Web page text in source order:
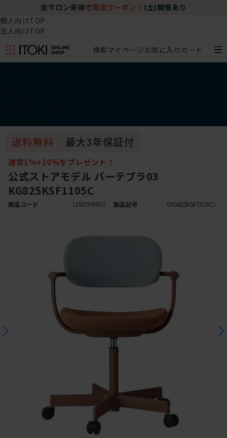
坐サロン来場で 限定クーポン (土)開催あり
個人向けTOP
法人向けTOP
検索マイページ お気に入り カート
通常1％+10%をプレゼント！
公式ストアモデル バーテブラ03
KG825KSF1105C
商品コード （25031990） 製品記号 （KG825KSF1105C）